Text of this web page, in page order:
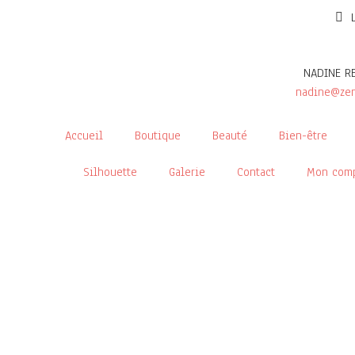
NADINE
Accueil Boutique Beauté Bien-être
Silhouette Galerie Contact Mon